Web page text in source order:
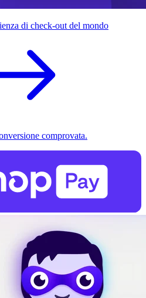
di check-out del mondo
comprovata.